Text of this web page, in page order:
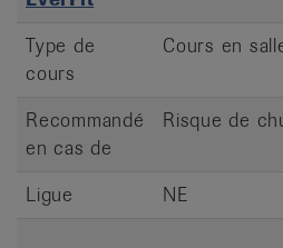
Type de
cours
Cours en
Recommandé
en cas de
Risque de
Ligue NE